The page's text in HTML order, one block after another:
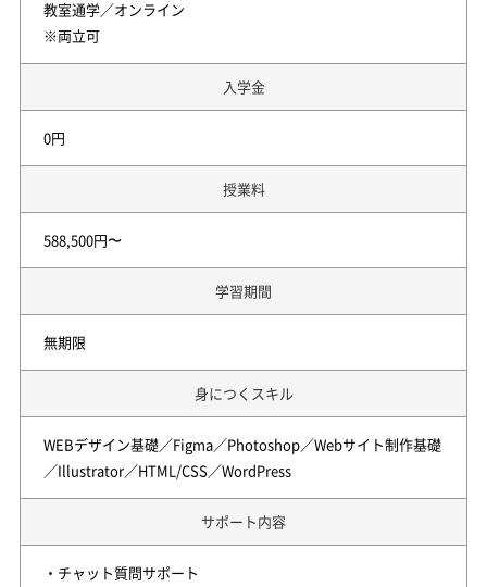
教室通学／オンライン
※両立可
入学金
0円
授業料
588,500円〜
学習期間
無期限
身につくスキル
WEBデザイン基礎／Figma／Photoshop／Webサイト制作基礎
／Illustrator／HTML/CSS／WordPress
サポート内容
・チャット質問サポート